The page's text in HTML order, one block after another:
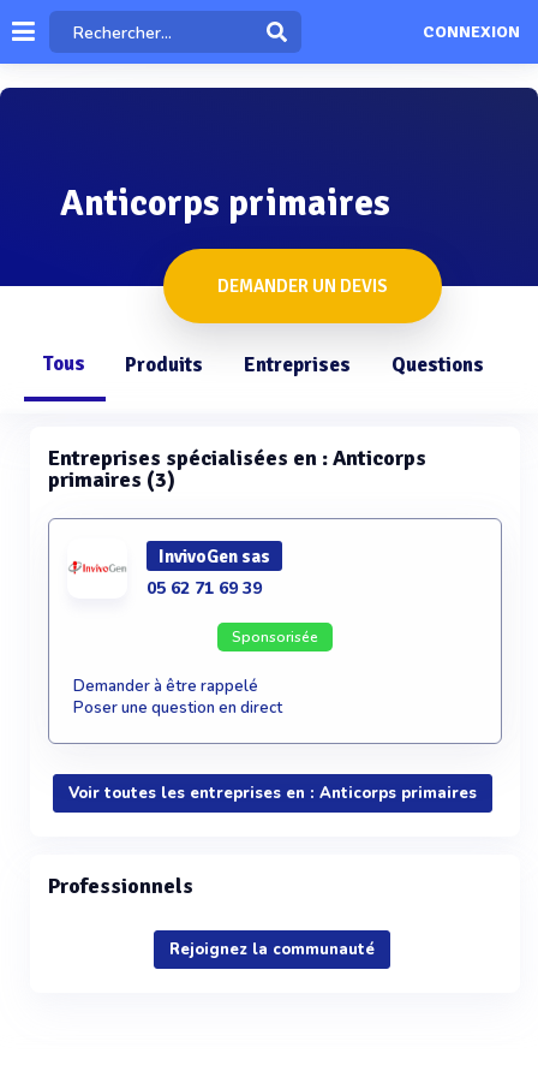
CONNEXION
Anticorps primaires
DEMANDER UN DEVIS
Tous Produits Entreprises Questions
Entreprises spécialisées en : Anticorps
primaires (3)
InvivoGen sas
05 62 71 69 39
Sponsorisée
Demander à être rappelé
Poser une question en direct
Voir toutes les entreprises en : Anticorps primaires
Professionnels
Rejoignez la communauté